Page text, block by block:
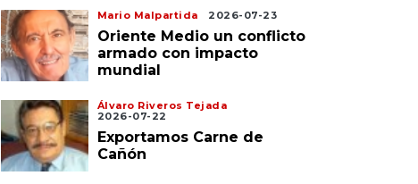
Mario Malpartida 2026-07-23
Oriente Medio un conflicto
armado con impacto
mundial
Álvaro Riveros Tejada
2026-07-22
Exportamos Carne de
Cañón